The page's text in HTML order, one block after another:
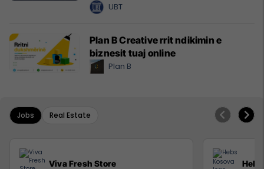
UBT
Plan B Creative rrit ndikimin e
biznesit tuaj online
Plan B
Jobs Real Estate
Viva Fresh Store